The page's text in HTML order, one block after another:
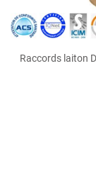
Raccords laiton